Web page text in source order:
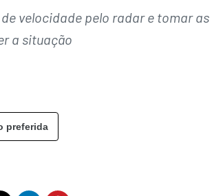
velocidade pelo radar e tomar as
a situação
preferida